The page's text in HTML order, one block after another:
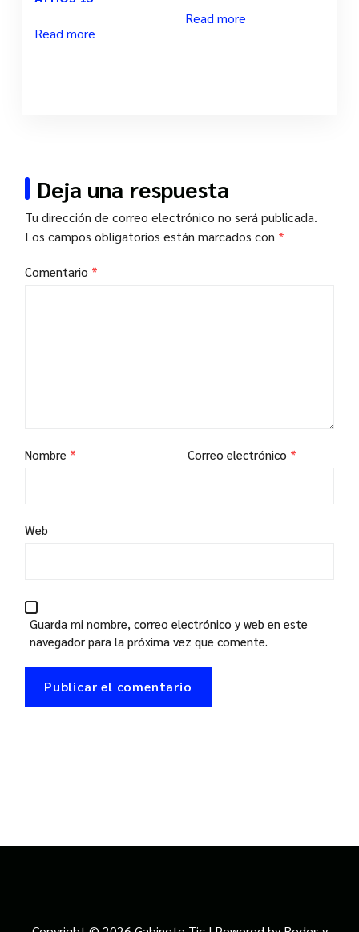
Read more
Read more
Deja una respuesta
Tu dirección de correo electrónico no será publicada.
Los campos obligatorios están marcados con *
Comentario *
Nombre * Correo electrónico *
Web
Guarda mi nombre, correo electrónico y web en este
navegador para la próxima vez que comente.